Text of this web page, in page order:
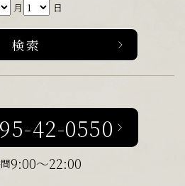
月 日
42-0550
9:00～22:00